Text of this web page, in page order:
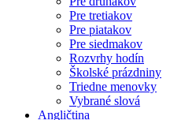
Pre tretiakov
Pre piatakov
Pre siedmakov
Rozvrhy hodín
Školské prázdniny
Triedne menovky
Vybrané slová
Angličtina